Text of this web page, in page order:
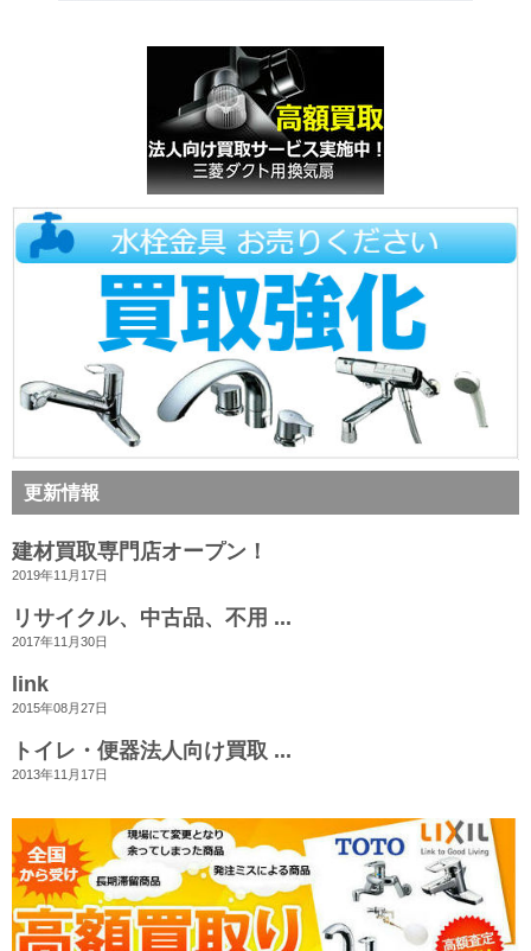
更新情報
建材買取専門店オープン！
2019年11月17日
リサイクル、中古品、不用 ...
2017年11月30日
link
2015年08月27日
トイレ・便器法人向け買取 ...
2013年11月17日